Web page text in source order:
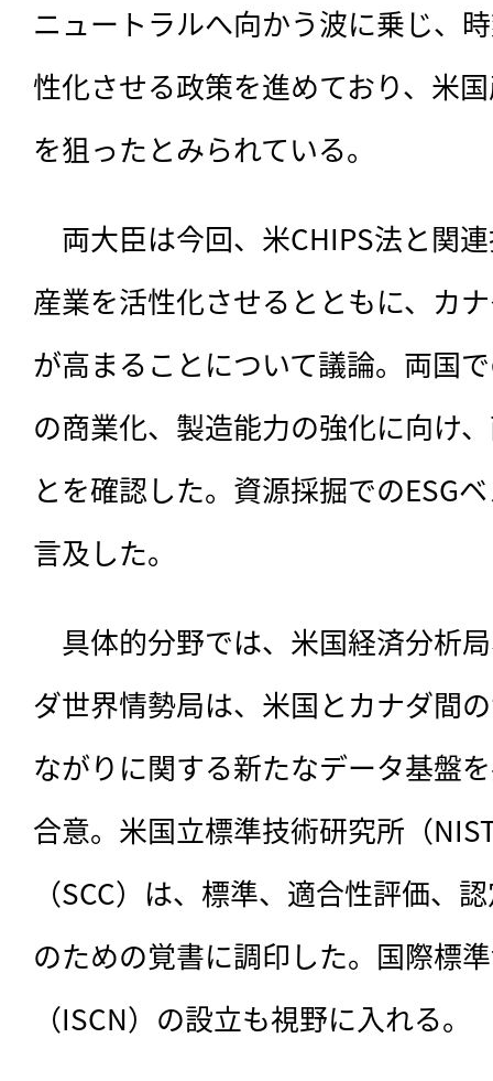
ニュートラルへ向かう波に乗じ、
性化させる政策を進めており、米
を狙ったとみられている。
両大臣は今回、 米CHIPS法と関
産業を活性化させるとともに、カ
が高まることについて議論。両国
の商業化、製造能力の強化に向け
とを確認した。資源採掘でのESG
言及した。
具体的分野では、米国経済分析
ダ世界情勢局は、米国とカナダ間
ながりに関する新たなデータ基盤
合意。米国立標準技術研究所（
（SCC）は、標準、適合性評価、
のための覚書に調印した。国際標
（ISCN）の設立も視野に入れる。